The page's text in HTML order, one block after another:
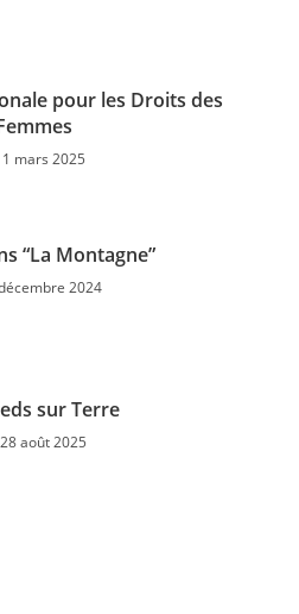
pour les Droits des
1 mars 2025
“La Montagne”
2024
sur Terre
28 août 2025